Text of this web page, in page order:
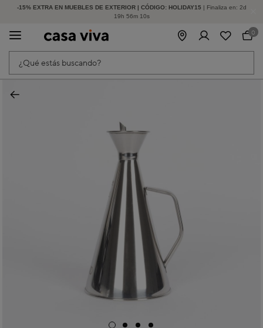
-15% EXTRA EN MUEBLES DE EXTERIOR | CÓDIGO: HOLIDAY15 | Finaliza en: 2d
19h 56m 10s
HASTA -60% DE DESCUENTO | SEGUNDAS REBAJAS
¿Qué estás buscando?
0